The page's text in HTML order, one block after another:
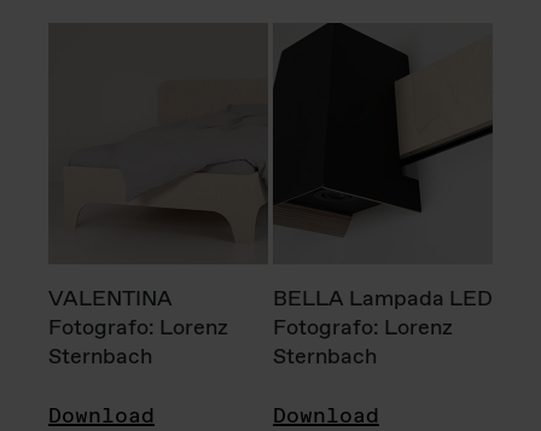
VALENTINA
Fotografo: Lorenz
Sternbach
Download
BELLA Lampada LED
Fotografo: Lorenz
Sternbach
Download